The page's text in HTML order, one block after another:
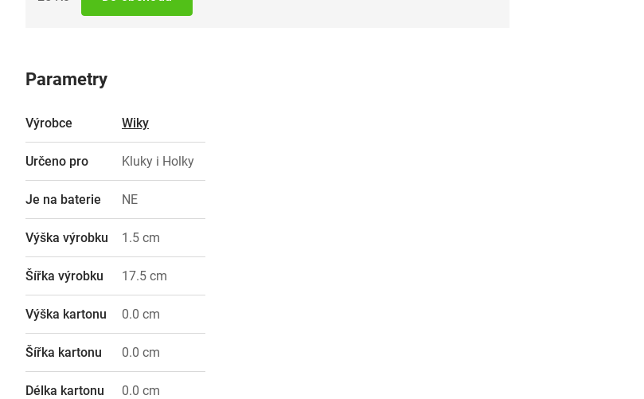
Parametry
Výrobce Wiky
Určeno pro Kluky i Holky
Je na baterie NE
Výška výrobku 1.5 cm
Šířka výrobku 17.5 cm
Výška kartonu 0.0 cm
Šířka kartonu 0.0 cm
Délka kartonu 0.0 cm